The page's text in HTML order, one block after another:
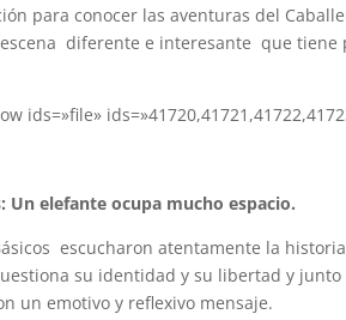
para conocer las aventuras del
diferente e interesante que
ids=»file»
Un elefante ocupa mucho espacio.
escucharon atentamente la
su identidad y su libertad y
un emotivo y reflexivo mensaje.